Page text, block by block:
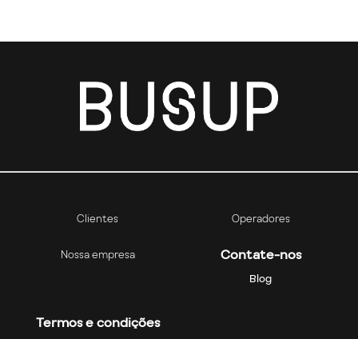
Clientes Operadores
Nossa empresa Contate-nos
Blog
Termos e condições